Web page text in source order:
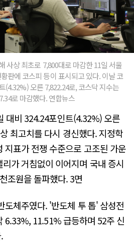
사상 최초로 7,800대로 마감한 11일 서울
판에 코스피 등이 표시되고 있다. 이날 코
(4.32%) 오른 7,822.24로, 코스닥 지수는
로 마감했다. 연합뉴스
대비 324.24포인트(4.32%) 오른
최고치를 다시 경신했다. 지정학
지표가 전쟁 수준으로 고조된 가운
가 거침없이 이어지며 국내 증시
조원을 돌파했다. 3면
도체주였다. '반도체 투 톱' 삼성전
6.33%, 11.51% 급등하며 52주 신